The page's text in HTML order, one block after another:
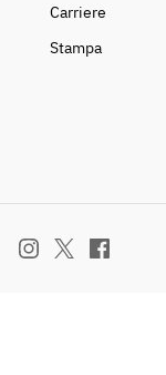
Carriere
Stampa